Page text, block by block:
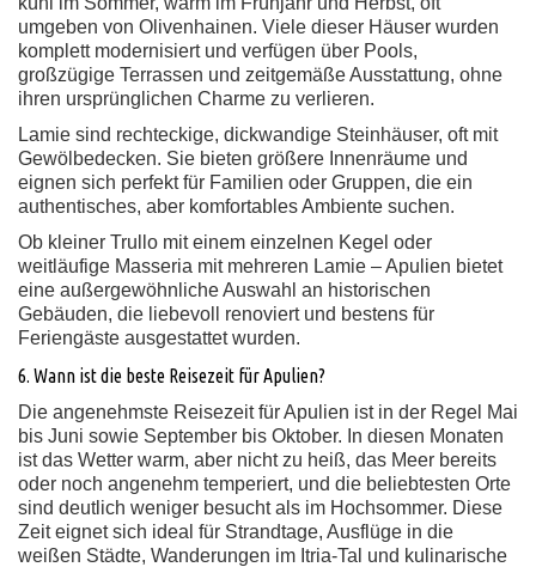
umgeben von Olivenhainen. Viele dieser Häuser wurden
komplett modernisiert und verfügen über Pools,
großzügige Terrassen und zeitgemäße Ausstattung, ohne
ihren ursprünglichen Charme zu verlieren.
Lamie sind rechteckige, dickwandige Steinhäuser, oft mit
Gewölbedecken. Sie bieten größere Innenräume und
eignen sich perfekt für Familien oder Gruppen, die ein
authentisches, aber komfortables Ambiente suchen.
Ob kleiner Trullo mit einem einzelnen Kegel oder
weitläufige Masseria mit mehreren Lamie – Apulien bietet
eine außergewöhnliche Auswahl an historischen
Gebäuden, die liebevoll renoviert und bestens für
Feriengäste ausgestattet wurden.
6. Wann ist die beste Reisezeit für Apulien?
Die angenehmste Reisezeit für Apulien ist in der Regel Mai
bis Juni sowie September bis Oktober. In diesen Monaten
ist das Wetter warm, aber nicht zu heiß, das Meer bereits
oder noch angenehm temperiert, und die beliebtesten Orte
sind deutlich weniger besucht als im Hochsommer. Diese
Zeit eignet sich ideal für Strandtage, Ausflüge in die
weißen Städte, Wanderungen im Itria-Tal und kulinarische